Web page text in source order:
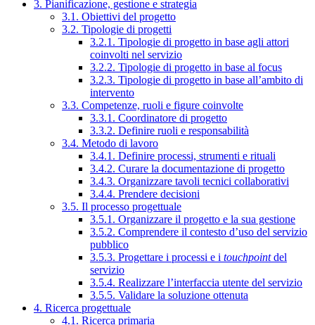
3. Pianificazione, gestione e strategia
3.1. Obiettivi del progetto
3.2. Tipologie di progetti
3.2.1. Tipologie di progetto in base agli attori
coinvolti nel servizio
3.2.2. Tipologie di progetto in base al focus
3.2.3. Tipologie di progetto in base all’ambito di
intervento
3.3. Competenze, ruoli e figure coinvolte
3.3.1. Coordinatore di progetto
3.3.2. Definire ruoli e responsabilità
3.4. Metodo di lavoro
3.4.1. Definire processi, strumenti e rituali
3.4.2. Curare la documentazione di progetto
3.4.3. Organizzare tavoli tecnici collaborativi
3.4.4. Prendere decisioni
3.5. Il processo progettuale
3.5.1. Organizzare il progetto e la sua gestione
3.5.2. Comprendere il contesto d’uso del servizio
pubblico
3.5.3. Progettare i processi e i touchpointdel
servizio
3.5.4. Realizzare l’interfaccia utente del servizio
3.5.5. Validare la soluzione ottenuta
4. Ricerca progettuale
4.1. Ricerca primaria